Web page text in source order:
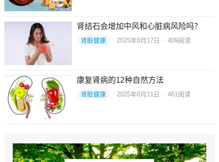
肾结石会增加中风和心脏病风险吗？
肾脏健康 2025年8月17日 · 409阅读
康复肾病的12种自然方法
肾脏健康 2025年8月11日 · 461 阅读